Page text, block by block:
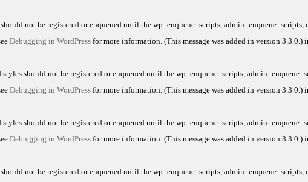
not be registered or enqueued until the wp_enqueue_scripts, admin_enqueue_scripts,
Debugging in WordPress for more information. (This message was added in version 3.3.0.)
styles should not be registered or enqueued until the wp_enqueue_scripts,
Debugging in WordPress for more information. (This message was added in version 3.3.0.)
styles should not be registered or enqueued until the wp_enqueue_scripts,
Debugging in WordPress for more information. (This message was added in version 3.3.0.)
not be registered or enqueued until the wp_enqueue_scripts, admin_enqueue_scripts,